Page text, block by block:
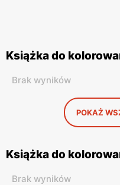
Książka do
Brak wyników
POKAŻ
Książka do
Brak wyników